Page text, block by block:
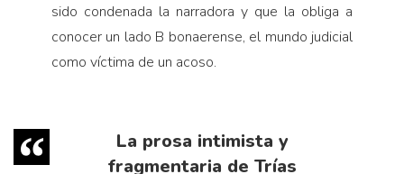
sido condenada la narradora y que la obliga a
conocer un lado B bonaerense, el mundo judicial
como víctima de un acoso.
La prosa intimista y
fragmentaria de Trías